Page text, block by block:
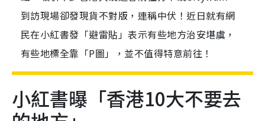
到訪現場卻發現貨不對版，連稱中伏！近日就有網
民在小紅書發「避雷貼」表示有些地方治安堪虞，
有些地標全靠「P圖」，並不值得特意前往！
小紅書曝「香港10大不要去